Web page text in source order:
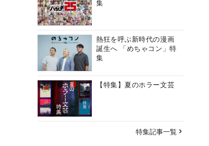
集
熱狂を呼ぶ新時代の漫画
誕生へ 「めちゃコン」特
集
【特集】夏のホラー文芸
特集記事一覧